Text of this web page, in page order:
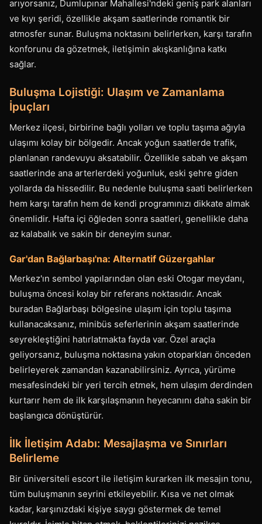
arıyorsanız, Dumlupınar Mahallesi'ndeki geniş park alanları
ve kıyı şeridi, özellikle akşam saatlerinde romantik bir
atmosfer sunar. Buluşma noktasını belirlerken, karşı tarafın
konforunu da gözetmek, iletişimin akışkanlığına katkı
sağlar.
Buluşma Lojistiği: Ulaşım ve Zamanlama
İpuçları
Merkez ilçesi, birbirine bağlı yolları ve toplu taşıma ağıyla
ulaşımı kolay bir bölgedir. Ancak yoğun saatlerde trafik,
planlanan randevuyu aksatabilir. Özellikle sabah ve akşam
saatlerinde ana arterlerdeki yoğunluk, eski şehre giden
yollarda da hissedilir. Bu nedenle buluşma saati belirlerken
hem karşı tarafın hem de kendi programınızı dikkate almak
önemlidir. Hafta içi öğleden sonra saatleri, genellikle daha
az kalabalık ve sakin bir deneyim sunar.
Gar'dan Bağlarbaşı'na: Alternatif Güzergahlar
Merkez'ın sembol yapılarından olan eski Otogar meydanı,
buluşma öncesi kolay bir referans noktasıdır. Ancak
buradan Bağlarbaşı bölgesine ulaşım için toplu taşıma
kullanacaksanız, minibüs seferlerinin akşam saatlerinde
seyrekleştiğini hatırlatmakta fayda var. Özel araçla
geliyorsanız, buluşma noktasına yakın otoparkları önceden
belirleyerek zamandan kazanabilirsiniz. Ayrıca, yürüme
mesafesindeki bir yeri tercih etmek, hem ulaşım derdinden
kurtarır hem de ilk karşılaşmanın heyecanını daha sakin bir
başlangıca dönüştürür.
İlk İletişim Adabı: Mesajlaşma ve Sınırları
Belirleme
Bir üniversiteli escort ile iletişim kurarken ilk mesajın tonu,
tüm buluşmanın seyrini etkileyebilir. Kısa ve net olmak
kadar, karşınızdaki kişiye saygı göstermek de temel